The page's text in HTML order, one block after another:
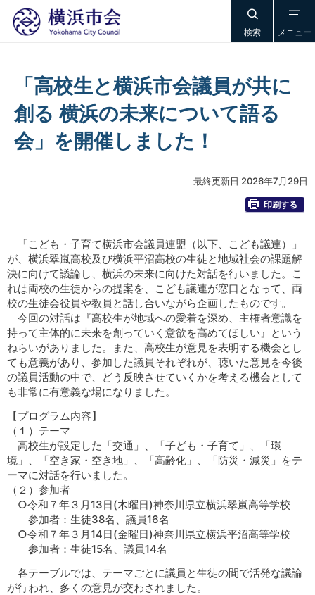
検索 メニュー
「高校生と横浜市会議員が共に
創る 横浜の未来について語る
会」を開催しました！
最終更新日 2026年7月29日
印刷する
「こども・子育て横浜市会議員連盟（以下、こども議連）」
が、横浜翠嵐高校及び横浜平沼高校の生徒と地域社会の課題解
決に向けて議論し、横浜の未来に向けた対話を行いました。こ
れは両校の生徒からの提案を、こども議連が窓口となって、両
校の生徒会役員や教員と話し合いながら企画したものです。
今回の対話は『高校生が地域への愛着を深め、主権者意識を
持って主体的に未来を創っていく意欲を高めてほしい』という
ねらいがありました。また、高校生が意見を表明する機会とし
ても意義があり、参加した議員それぞれが、聴いた意見を今後
の議員活動の中で、どう反映させていくかを考える機会として
も非常に有意義な場になりました。
【プログラム内容】
（１）テーマ
高校生が設定した「交通」、「子ども・子育て」、「環
境」、「空き家・空き地」、「高齢化」、「防災・減災」をテ
ーマに対話を行いました。
（２）参加者
○令和７年３月13日(木曜日)神奈川県立横浜翠嵐高等学校
参加者：生徒38名、議員16名
○令和７年３月14日(金曜日)神奈川県立横浜平沼高等学校
参加者：生徒15名、議員14名
各テーブルでは、テーマごとに議員と生徒の間で活発な議論
が行われ、多くの意見が交わされました。